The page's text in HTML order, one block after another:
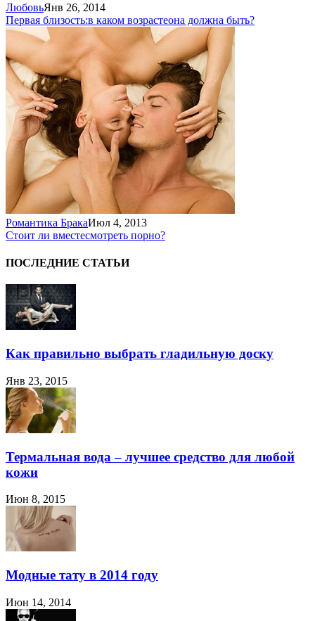
ЛюбовьЯнв 26, 2014
Первая близость:в каком возрастеона должна быть?
Романтика БракаИюл 4, 2013
Стоит ли вместесмотреть порно?
ПОСЛЕДНИЕ СТАТЬИ
Как правильно выбрать гладильную доску
Янв 23, 2015
Термальная вода – лучшее средство для любой
кожи
Июн 8, 2015
Модные тату в 2014 году
Июн 14, 2014